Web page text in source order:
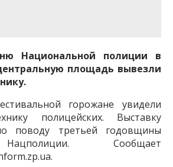
Национальной полиции в
площадь вывезли
горожане увидели
полицейских. Выставку
поводу третьей годовщины
Сообщает